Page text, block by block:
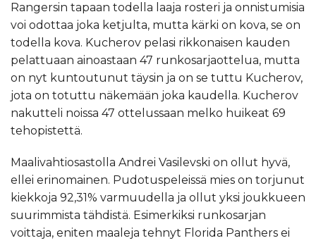
Rangersin tapaan todella laaja rosteri ja onnistumisia
voi odottaa joka ketjulta, mutta kärki on kova, se on
todella kova. Kucherov pelasi rikkonaisen kauden
pelattuaan ainoastaan 47 runkosarjaottelua, mutta
on nyt kuntoutunut täysin ja on se tuttu Kucherov,
jota on totuttu näkemään joka kaudella. Kucherov
nakutteli noissa 47 ottelussaan melko huikeat 69
tehopistettä.
Maalivahtiosastolla Andrei Vasilevski on ollut hyvä,
ellei erinomainen. Pudotuspeleissä mies on torjunut
kiekkoja 92,31% varmuudella ja ollut yksi joukkueen
suurimmista tähdistä. Esimerkiksi runkosarjan
voittaja, eniten maaleja tehnyt Florida Panthers ei